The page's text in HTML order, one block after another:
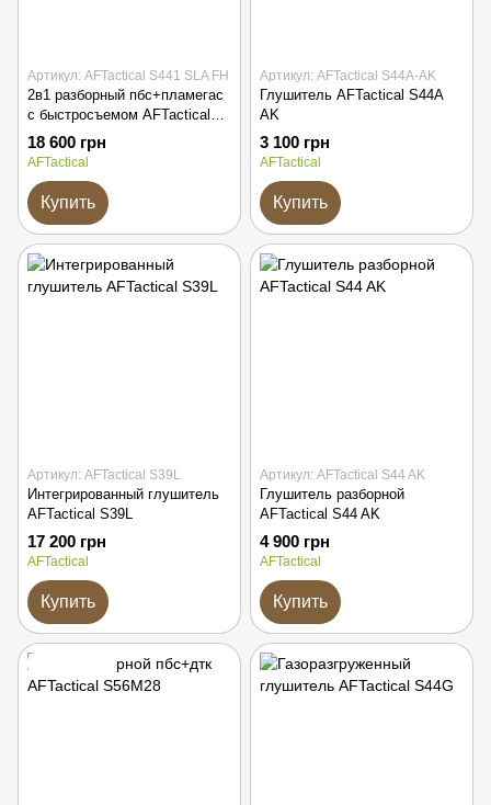
Артикул: AFTactical S441 SLA FH
2в1 разборный пбс+пламегас
с быстросъемом AFTactical
S441 SLA FH
18 600 грн
AFTactical
Купить
Артикул: AFTactical S44A-AK
Глушитель AFTactical S44A
AK
3 100 грн
AFTactical
Купить
Артикул: AFTactical S39L
Интегрированный глушитель
AFTactical S39L
17 200 грн
AFTactical
Купить
Артикул: AFTactical S44 AK
Глушитель разборной
AFTactical S44 AK
4 900 грн
AFTactical
Купить